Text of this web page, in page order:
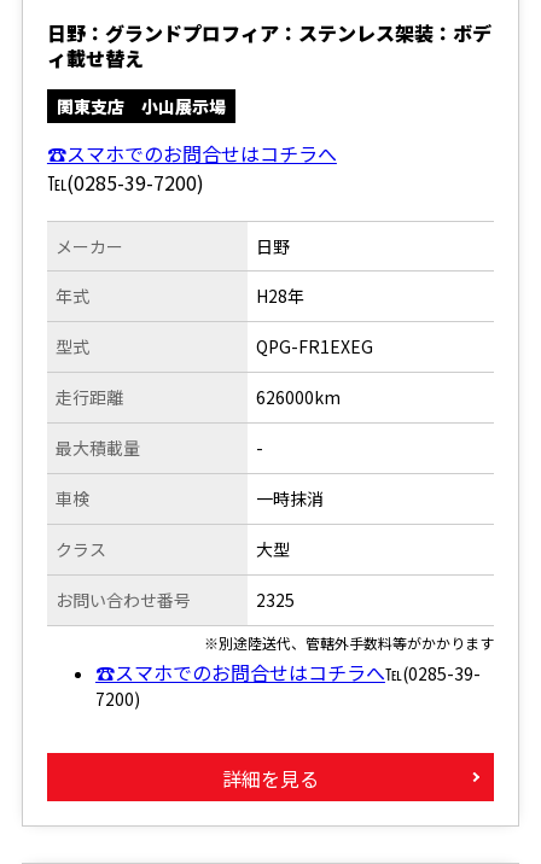
日野：グランドプロフィア：ステンレス架装：ボデ
ィ載せ替え
関東支店 小山展示場
☎スマホでのお問合せはコチラへ
℡(0285-39-7200)
メーカー
年式
型式
走行距離
日野
H28年
QPG-FR1EXEG
626000km
最大積載量
車検
クラス
お問い合わせ番号
-
一時抹消
大型
2325
※別途陸送代、管轄外手数料等がかかります
☎スマホでのお問合せはコチラへ℡(0285-39-
7200)
詳細を見る